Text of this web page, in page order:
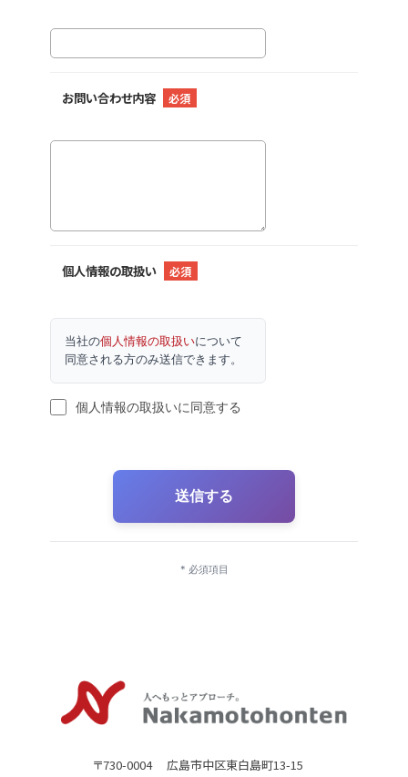
お問い合わせ内容 必須
個人情報の取扱い 必須
当社の個人情報の取扱いについて
同意される方のみ送信できます。
個人情報の取扱いに同意する
送信する
* 必須項目
〒730-0004 広島市中区東白島町13-15